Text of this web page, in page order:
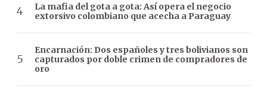
La mafia del gota a gota: Así opera el negocio
extorsivo colombiano que acecha a Paraguay
Encarnación: Dos españoles y tres bolivianos son
capturados por doble crimen de compradores de
oro